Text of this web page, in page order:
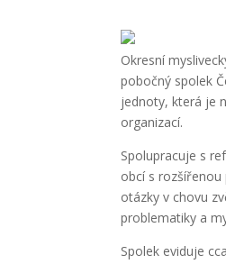
Okresní
pobočný spolek
jednoty, která je
organizací.
Spolupracuje s
obcí s
otázky v chovu
problematiky a
Spolek eviduje